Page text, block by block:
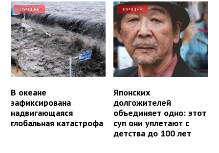
ЛУЧШЕЕ
В океане
зафиксирована
надвигающаяся
глобальная катастрофа
ЛУЧШЕЕ
Японских
долгожителей
объединяет одно: этот
суп они уплетают с
детства до 100 лет